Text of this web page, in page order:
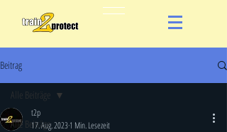
Beitrag
Alle Beiträge
Alle Beiträge
t2p
17. Aug. 20231 Min. Lesezeit